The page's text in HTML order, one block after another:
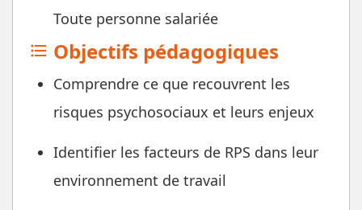
Toute personne salariée
format_list_bulleted Objectifs pédagogiques
Comprendre ce que recouvrent les
risques psychosociaux et leurs enjeux
Identifier les facteurs de RPS dans leur
environnement de travail